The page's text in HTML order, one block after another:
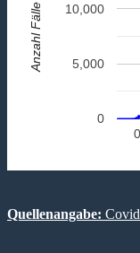
0
5,000
10,000
Anzahl Fälle
Quellenangabe: